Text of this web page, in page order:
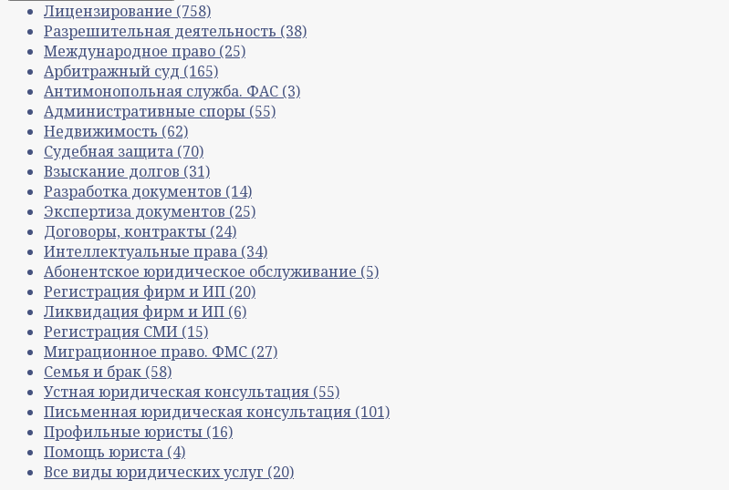
Лицензирование (758)
Разрешительная деятельность (38)
Международное право (25)
Арбитражный суд (165)
Антимонопольная служба. ФАС (3)
Административные споры (55)
Недвижимость (62)
Судебная защита (70)
Взыскание долгов (31)
Разработка документов (14)
Экспертиза документов (25)
Договоры, контракты (24)
Интеллектуальные права (34)
Абонентское юридическое обслуживание (5)
Регистрация фирм и ИП (20)
Ликвидация фирм и ИП (6)
Регистрация СМИ (15)
Миграционное право. ФМС (27)
Семья и брак (58)
Устная юридическая консультация (55)
Письменная юридическая консультация (101)
Профильные юристы (16)
Помощь юриста (4)
Все виды юридических услуг (20)